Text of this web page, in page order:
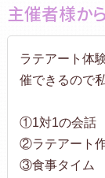
主催者様か
ラテアート体
催できるので
①1対1の会話
②ラテアート
③食事タイム